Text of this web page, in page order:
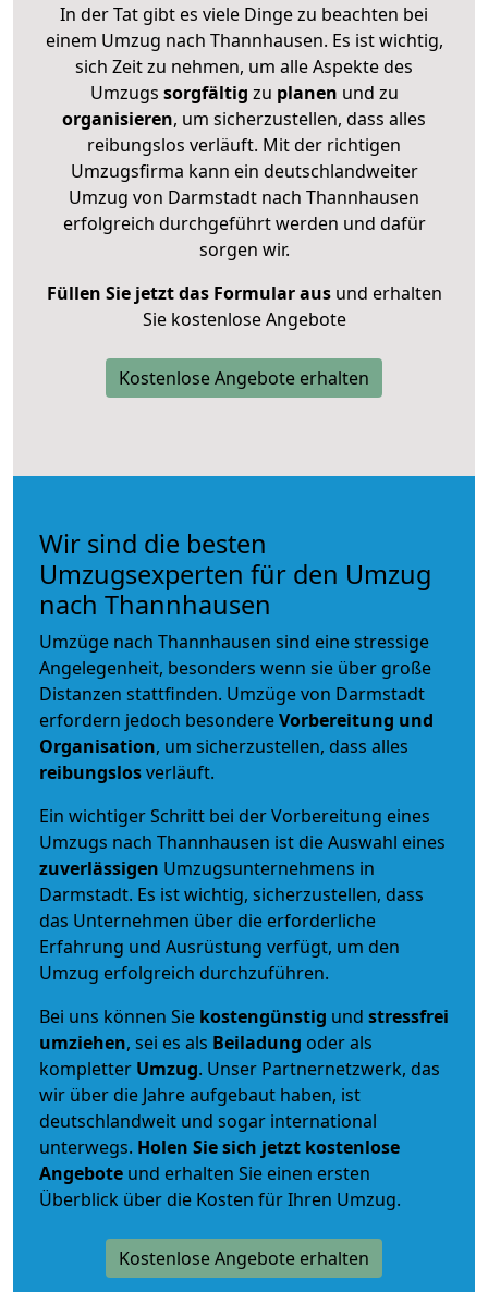
In der Tat gibt es viele Dinge zu beachten bei
einem Umzug nach Thannhausen. Es ist wichtig,
sich Zeit zu nehmen, um alle Aspekte des
Umzugs sorgfältig zu planen und zu
organisieren, um sicherzustellen, dass alles
reibungslos verläuft. Mit der richtigen
Umzugsfirma kann ein deutschlandweiter
Umzug von Darmstadt nach Thannhausen
erfolgreich durchgeführt werden und dafür
sorgen wir.
Füllen Sie jetzt das Formular ausund erhalten
Sie kostenlose Angebote
Kostenlose Angebote erhalten
Wir sind die besten
Umzugsexperten für den Umzug
nach Thannhausen
Umzüge nach Thannhausen sind eine stressige
Angelegenheit, besonders wenn sie über große
Distanzen stattfinden. Umzüge von Darmstadt
erfordern jedoch besondereVorbereitung und
Organisation, um sicherzustellen, dass alles
reibungslosverläuft.
Ein wichtiger Schritt bei der Vorbereitung eines
Umzugs nach Thannhausen ist die Auswahl eines
zuverlässigen Umzugsunternehmens in
Darmstadt. Es ist wichtig, sicherzustellen, dass
das Unternehmen über die erforderliche
Erfahrung und Ausrüstung verfügt, um den
Umzug erfolgreich durchzuführen.
Bei uns können Sie kostengünstig und stressfrei
umziehen, sei es als Beiladung oder als
kompletter Umzug. Unser Partnernetzwerk, das
wir über die Jahre aufgebaut haben, ist
deutschlandweit und sogar international
unterwegs. Holen Sie sich jetzt kostenlose
Angebote und erhalten Sie einen ersten
Überblick über die Kosten für Ihren Umzug.
Kostenlose Angebote erhalten